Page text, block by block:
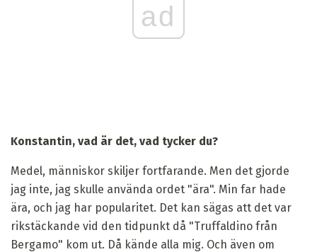
ad
Konstantin, vad är det, vad tycker du?
Medel, människor skiljer fortfarande. Men det gjorde
jag inte, jag skulle använda ordet "ära". Min far hade
ära, och jag har popularitet. Det kan sägas att det var
rikstäckande vid den tidpunkt då "Truffaldino från
Bergamo" kom ut. Då kände alla mig. Och även om